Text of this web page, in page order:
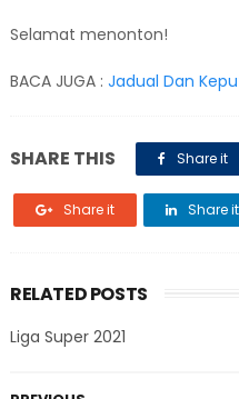
Selamat menonton!
BACA JUGA : Jadual Dan
SHARE THIS Share it
Share it Share it
RELATED POSTS
Liga Super 2021